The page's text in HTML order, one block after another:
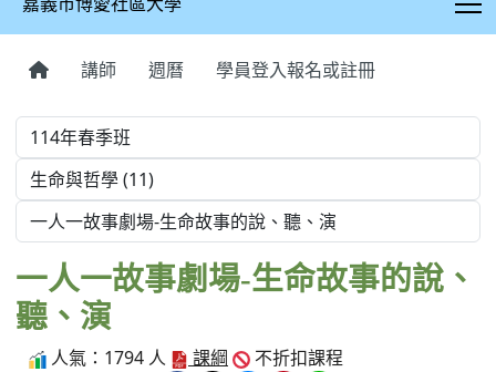
課程資訊
上課時間：
每週 四 晚上07:00～09:00（第一次上課日期：03 月 06
日）
開課地點：
嘉義市西區博愛路二段241號
招生人數：
20 人